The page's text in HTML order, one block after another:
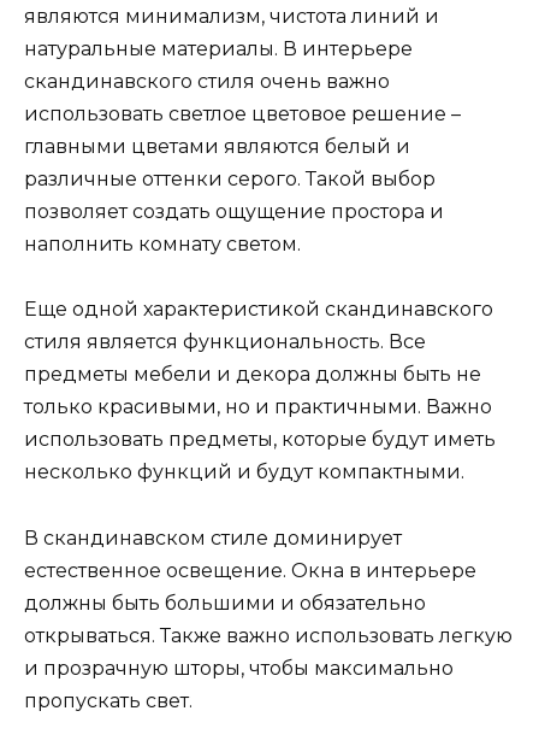
являются минимализм, чистота линий и
натуральные материалы. В интерьере
скандинавского стиля очень важно
использовать светлое цветовое решение –
главными цветами являются белый и
различные оттенки серого. Такой выбор
позволяет создать ощущение простора и
наполнить комнату светом.
Еще одной характеристикой скандинавского
стиля является функциональность. Все
предметы мебели и декора должны быть не
только красивыми, но и практичными. Важно
использовать предметы, которые будут иметь
несколько функций и будут компактными.
В скандинавском стиле доминирует
естественное освещение. Окна в интерьере
должны быть большими и обязательно
открываться. Также важно использовать легкую
и прозрачную шторы, чтобы максимально
пропускать свет.